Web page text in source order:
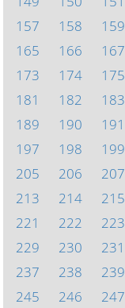
157
158 159
165
166 167
173
174 175
181
182 183
189
190 191
197
198 199
205
206 207
213
214 215
221
222 223
229
230 231
237
238 239
245
246 247